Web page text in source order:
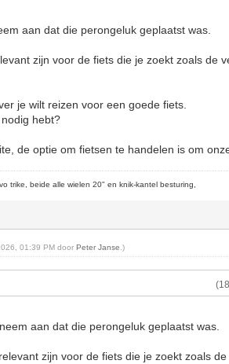
aan dat die perongeluk geplaatst was.
zijn voor de fiets die je zoekt zoals de
je wilt reizen voor een goede fiets.
hebt?
de optie om fietsen te handelen is om
trike, beide alle wielen 20" en knik-kantel besturing,
01:39 PM doorPeter Janse .)
aan dat die perongeluk geplaatst was.
zijn voor de fiets die je zoekt zoals